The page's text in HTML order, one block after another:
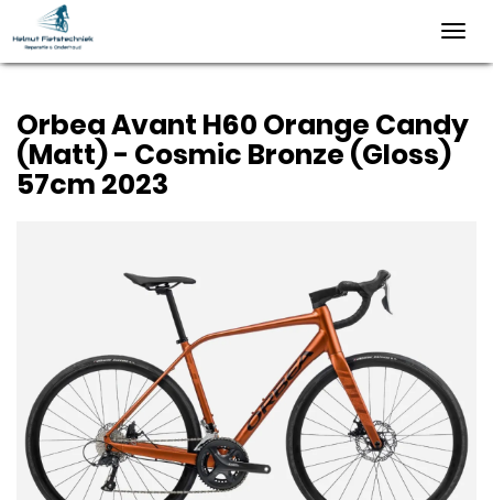
Orbea Avant H60 Orange Candy
(Matt) - Cosmic Bronze (Gloss)
57cm 2023